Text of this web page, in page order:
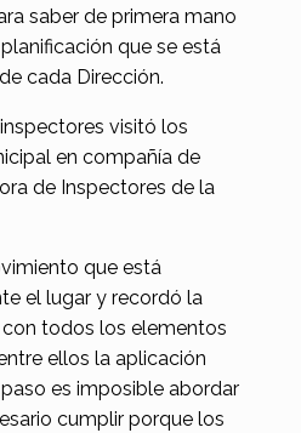
saber de primera mano
que se está
cada Dirección.
visitó los
en compañía de
de Inspectores de la
que está
el lugar y recordó la
todos los elementos
ellos la aplicación
es imposible abordar
cumplir porque los